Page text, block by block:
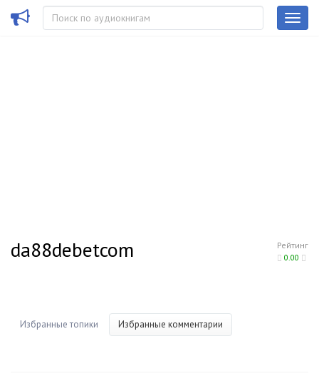
Рейтинг
0.00
da88debetcom
Избранные топики Избранные комментарии